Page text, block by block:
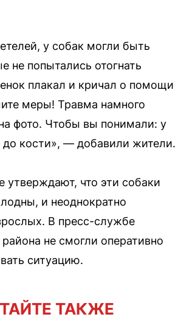
у собак могли быть
не попытались отогнать
плакал и кричал о помощи
меры! Травма намного
фото. Чтобы вы понимали: у
до кости», — добавили жители.
утверждают, что эти собаки
и неоднократно
В пресс-службе
не смогли оперативно
ситуацию.
ТАКЖЕ